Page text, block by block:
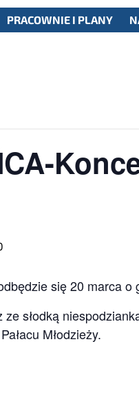
PRACOWNIE I PLANY
się 20 marca
słodką
Młodzieży.